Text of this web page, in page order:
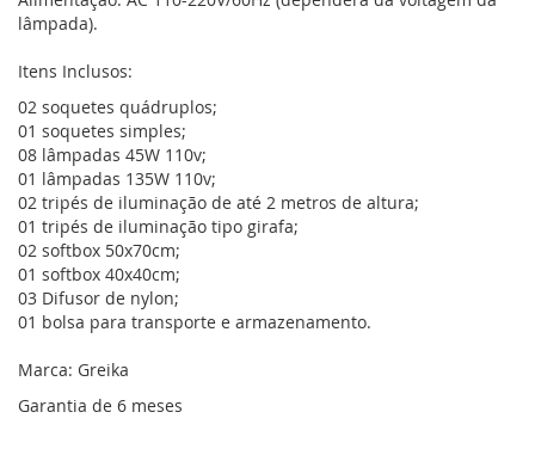
lâmpada).
Itens Inclusos:
02 soquetes quádruplos;
01 soquetes simples;
08 lâmpadas 45W 110v;
01 lâmpadas 135W 110v;
02 tripés de iluminação de até 2 metros de altura;
01 tripés de iluminação tipo girafa;
02 softbox 50x70cm;
01 softbox 40x40cm;
03 Difusor de nylon;
01 bolsa para transporte e armazenamento.
Marca: Greika
Garantia de 6 meses